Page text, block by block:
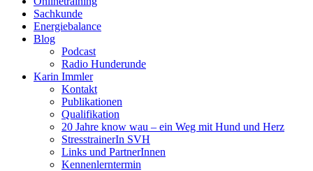
Sachkunde
Energiebalance
Blog
Podcast
Radio Hunderunde
Karin Immler
Kontakt
Publikationen
Qualifikation
20 Jahre know wau – ein Weg mit Hund und Herz
StresstrainerIn SVH
Links und PartnerInnen
Kennenlerntermin